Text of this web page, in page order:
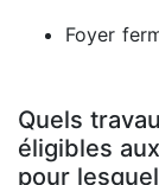
Foyer
Quels
éligibles
pour